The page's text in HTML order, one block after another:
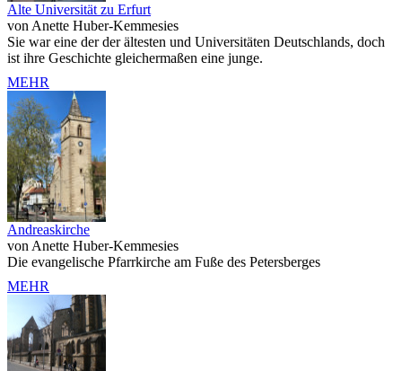
Alte Universität zu Erfurt
von Anette Huber-Kemmesies
Sie war eine der der ältesten und Universitäten Deutschlands, doch
ist ihre Geschichte gleichermaßen eine junge.
MEHR
Andreaskirche
von Anette Huber-Kemmesies
Die evangelische Pfarrkirche am Fuße des Petersberges
MEHR